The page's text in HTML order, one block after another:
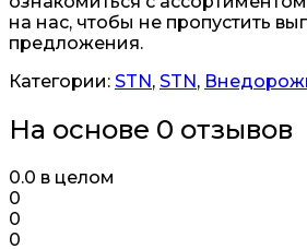
на нас, чтобы не пропустить
предложения.
Категории: STN, STN,
На основе 0 отзывов
0.0 в целом
0
0
0